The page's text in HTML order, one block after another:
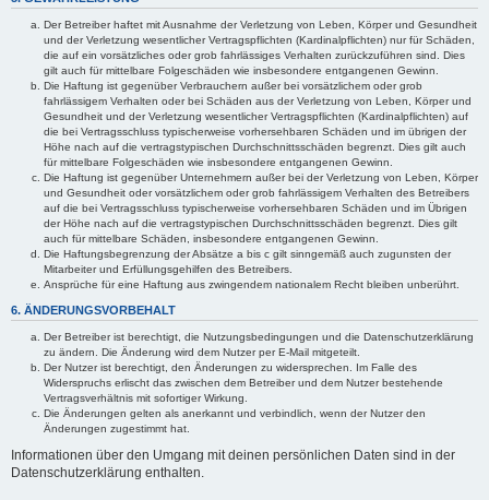
Der Betreiber haftet mit Ausnahme der Verletzung von Leben, Körper und Gesundheit
und der Verletzung wesentlicher Vertragspflichten (Kardinalpflichten) nur für Schäden,
die auf ein vorsätzliches oder grob fahrlässiges Verhalten zurückzuführen sind. Dies
gilt auch für mittelbare Folgeschäden wie insbesondere entgangenen Gewinn.
Die Haftung ist gegenüber Verbrauchern außer bei vorsätzlichem oder grob
fahrlässigem Verhalten oder bei Schäden aus der Verletzung von Leben, Körper und
Gesundheit und der Verletzung wesentlicher Vertragspflichten (Kardinalpflichten) auf
die bei Vertragsschluss typischerweise vorhersehbaren Schäden und im übrigen der
Höhe nach auf die vertragstypischen Durchschnittsschäden begrenzt. Dies gilt auch
für mittelbare Folgeschäden wie insbesondere entgangenen Gewinn.
Die Haftung ist gegenüber Unternehmern außer bei der Verletzung von Leben, Körper
und Gesundheit oder vorsätzlichem oder grob fahrlässigem Verhalten des Betreibers
auf die bei Vertragsschluss typischerweise vorhersehbaren Schäden und im Übrigen
der Höhe nach auf die vertragstypischen Durchschnittsschäden begrenzt. Dies gilt
auch für mittelbare Schäden, insbesondere entgangenen Gewinn.
Die Haftungsbegrenzung der Absätze a bis c gilt sinngemäß auch zugunsten der
Mitarbeiter und Erfüllungsgehilfen des Betreibers.
Ansprüche für eine Haftung aus zwingendem nationalem Recht bleiben unberührt.
6. ÄNDERUNGSVORBEHALT
Der Betreiber ist berechtigt, die Nutzungsbedingungen und die Datenschutzerklärung
zu ändern. Die Änderung wird dem Nutzer per E-Mail mitgeteilt.
Der Nutzer ist berechtigt, den Änderungen zu widersprechen. Im Falle des
Widerspruchs erlischt das zwischen dem Betreiber und dem Nutzer bestehende
Vertragsverhältnis mit sofortiger Wirkung.
Die Änderungen gelten als anerkannt und verbindlich, wenn der Nutzer den
Änderungen zugestimmt hat.
Informationen über den Umgang mit deinen persönlichen Daten sind in der
Datenschutzerklärung enthalten.